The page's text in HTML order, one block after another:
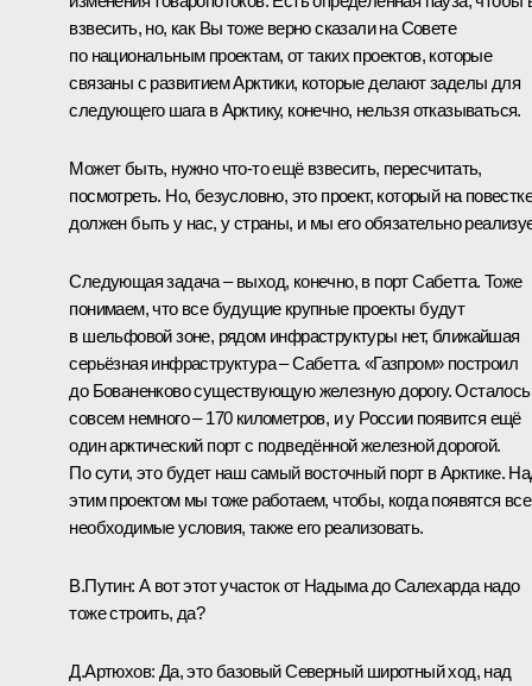
взвесить, но, как Вы тоже верно сказали на Совете
по национальным проектам, от таких проектов, которые
связаны с развитием Арктики, которые делают заделы для
следующего шага в Арктику, конечно, нельзя отказываться.
Может быть, нужно что-то ещё взвесить, пересчитать,
посмотреть. Но, безусловно, это проект, который на повестке
должен быть у нас, у страны, и мы его обязательно
Следующая задача – выход, конечно, в порт Сабетта. Тоже
понимаем, что все будущие крупные проекты будут
в шельфовой зоне, рядом инфраструктуры нет, ближайшая
серьёзная инфраструктура – Сабетта. «Газпром» построил
до Бованенково существующую железную дорогу. Осталось
совсем немного – 170 километров, и у России появится ещё
один арктический порт с подведённой железной дорогой.
По сути, это будет наш самый восточный порт в Арктике.
этим проектом мы тоже работаем, чтобы, когда появятся все
необходимые условия, также его реализовать.
В.Путин: А вот этот участок от Надыма до Салехарда надо
тоже строить, да?
Д.Артюхов: Да, это базовый Северный широтный ход, над